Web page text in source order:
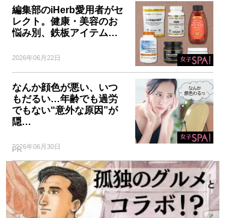
編集部のiHerb愛用者がセ
レクト。健康・美容のお
悩み別、鉄板アイテム…
2026年06月22日
なんか顔色が悪い、いつ
もだるい…年齢でも過労
でもない“意外な原因”が
隠…
2026年06月30日
PR